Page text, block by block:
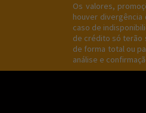
Os valores,
houver
caso de
de crédito só terão
de forma total ou
análise e